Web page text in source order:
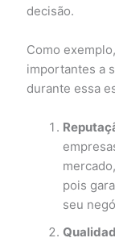
decisão.
Como
importantes a
durante essa
pois
seu